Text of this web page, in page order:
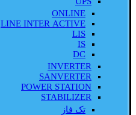
ONLINE
LINE INTER ACTIVE
LIS
IS
DC
INVERTER
SANVERTER
POWER STATION
STABILIZER
تک فاز